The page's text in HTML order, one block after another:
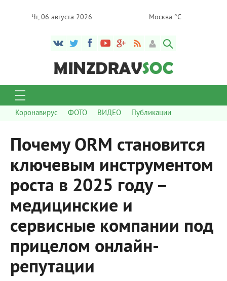
Чт, 06 августа 2026 Москва °C
Коронавирус ФОТО ВИДЕО Публикации
Почему ORM становится
ключевым инструментом
роста в 2025 году –
медицинские и
сервисные компании под
прицелом онлайн-
репутации